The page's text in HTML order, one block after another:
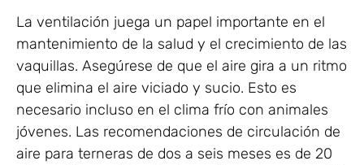
La ventilación juega un papel importante en el
mantenimiento de la salud y el crecimiento de las
vaquillas. Asegúrese de que el aire gira a un ritmo
que elimina el aire viciado y sucio. Esto es
necesario incluso en el clima frío con animales
jóvenes. Las recomendaciones de circulación de
aire para terneras de dos a seis meses es de 20